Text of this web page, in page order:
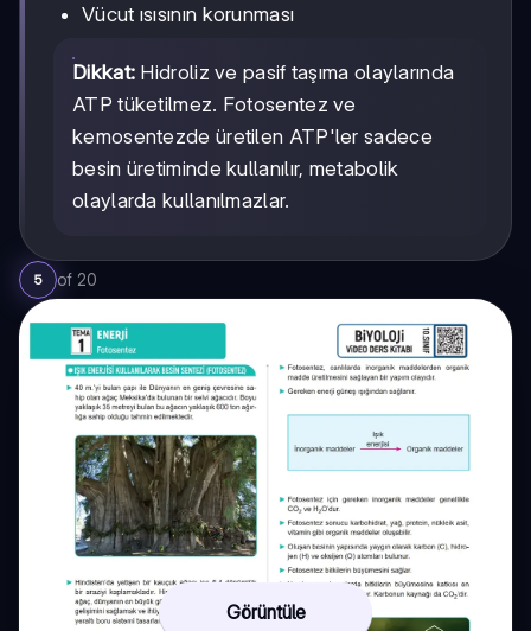
Vücut ısısının korunması
Dikkat: Hidroliz ve pasif taşıma olaylarında
ATP tüketilmez. Fotosentez ve
kemosentezde üretilen ATP'ler sadece
besin üretiminde kullanılır, metabolik
olaylarda kullanılmazlar.
5 of 20
Görüntüle